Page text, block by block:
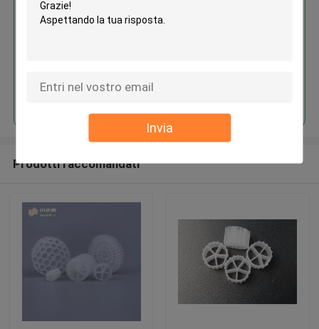
Invia
municipali
Continua
Prodotti raccomandati